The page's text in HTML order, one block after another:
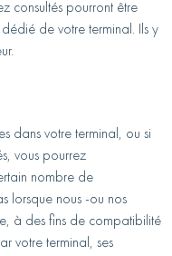
consultés pourront être
de votre terminal. Ils y
dans votre terminal, ou si
vous pourrez
nombre de
lorsque nous -ou nos
à des fins de compatibilité
votre terminal, ses